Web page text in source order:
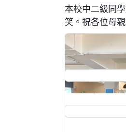
本校中二級同
笑。祝各位母